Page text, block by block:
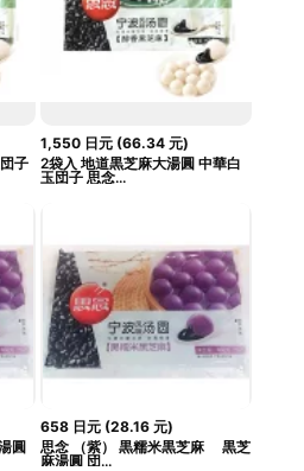
子
1,550 日元 (66.34 元)
2袋入 地道黒芝麻大湯圓 中華白
玉団子 思念...
圓
658 日元 (28.16 元)
思念 （紫） 黒糯米黒芝麻 黒芝
麻湯圓 団...